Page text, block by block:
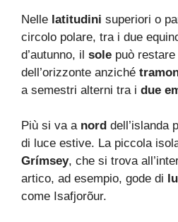
Nelle latitudini superiori o
circolo polare, tra i due
d’autunno, il sole può
dell’orizzonte anziché
a semestri alterni tra i due
Più si va a nord dell’islanda
di luce estive. La piccola
Grímsey, che si trova
artico, ad esempio, gode di
come Isafjorõur.